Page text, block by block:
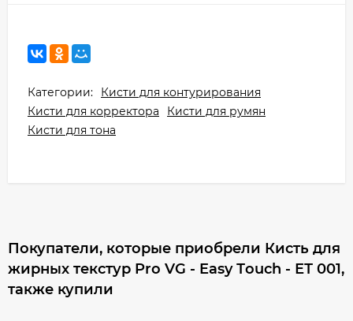
Категории:
Кисти для контурирования
Кисти для корректора
Кисти для румян
Кисти для тона
Покупатели, которые приобрели Кисть для
жирных текстур Pro VG - Easy Тouch - ЕТ 001,
также купили